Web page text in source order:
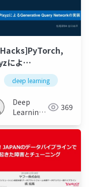
によ
Networkの実
deep learning
Deep
Learning
369